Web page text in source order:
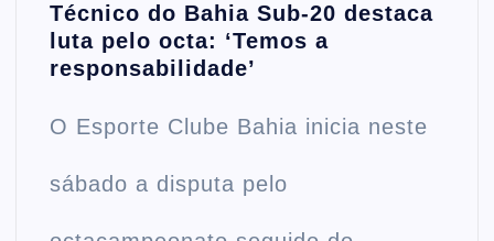
Técnico do Bahia Sub-20 destaca
luta pelo octa: ‘Temos a
responsabilidade’
O Esporte Clube Bahia inicia neste
sábado a disputa pelo